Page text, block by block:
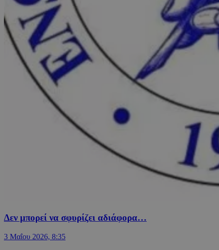
Δεν μπορεί να σφυρίζει αδιάφορα…
3 Μαΐου 2026, 8:35